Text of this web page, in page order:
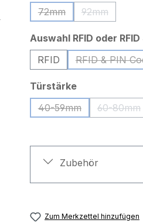
72mm
(Diese Option ist
92mm
(Diese
Auswahl RFID oder RFID
RFID
RFID & PIN
(Diese
Türstärkeauswählen
40-59mm
(Diese Option ist
60-80mm
Zubehör
Zum Merkzettel hinzufügen